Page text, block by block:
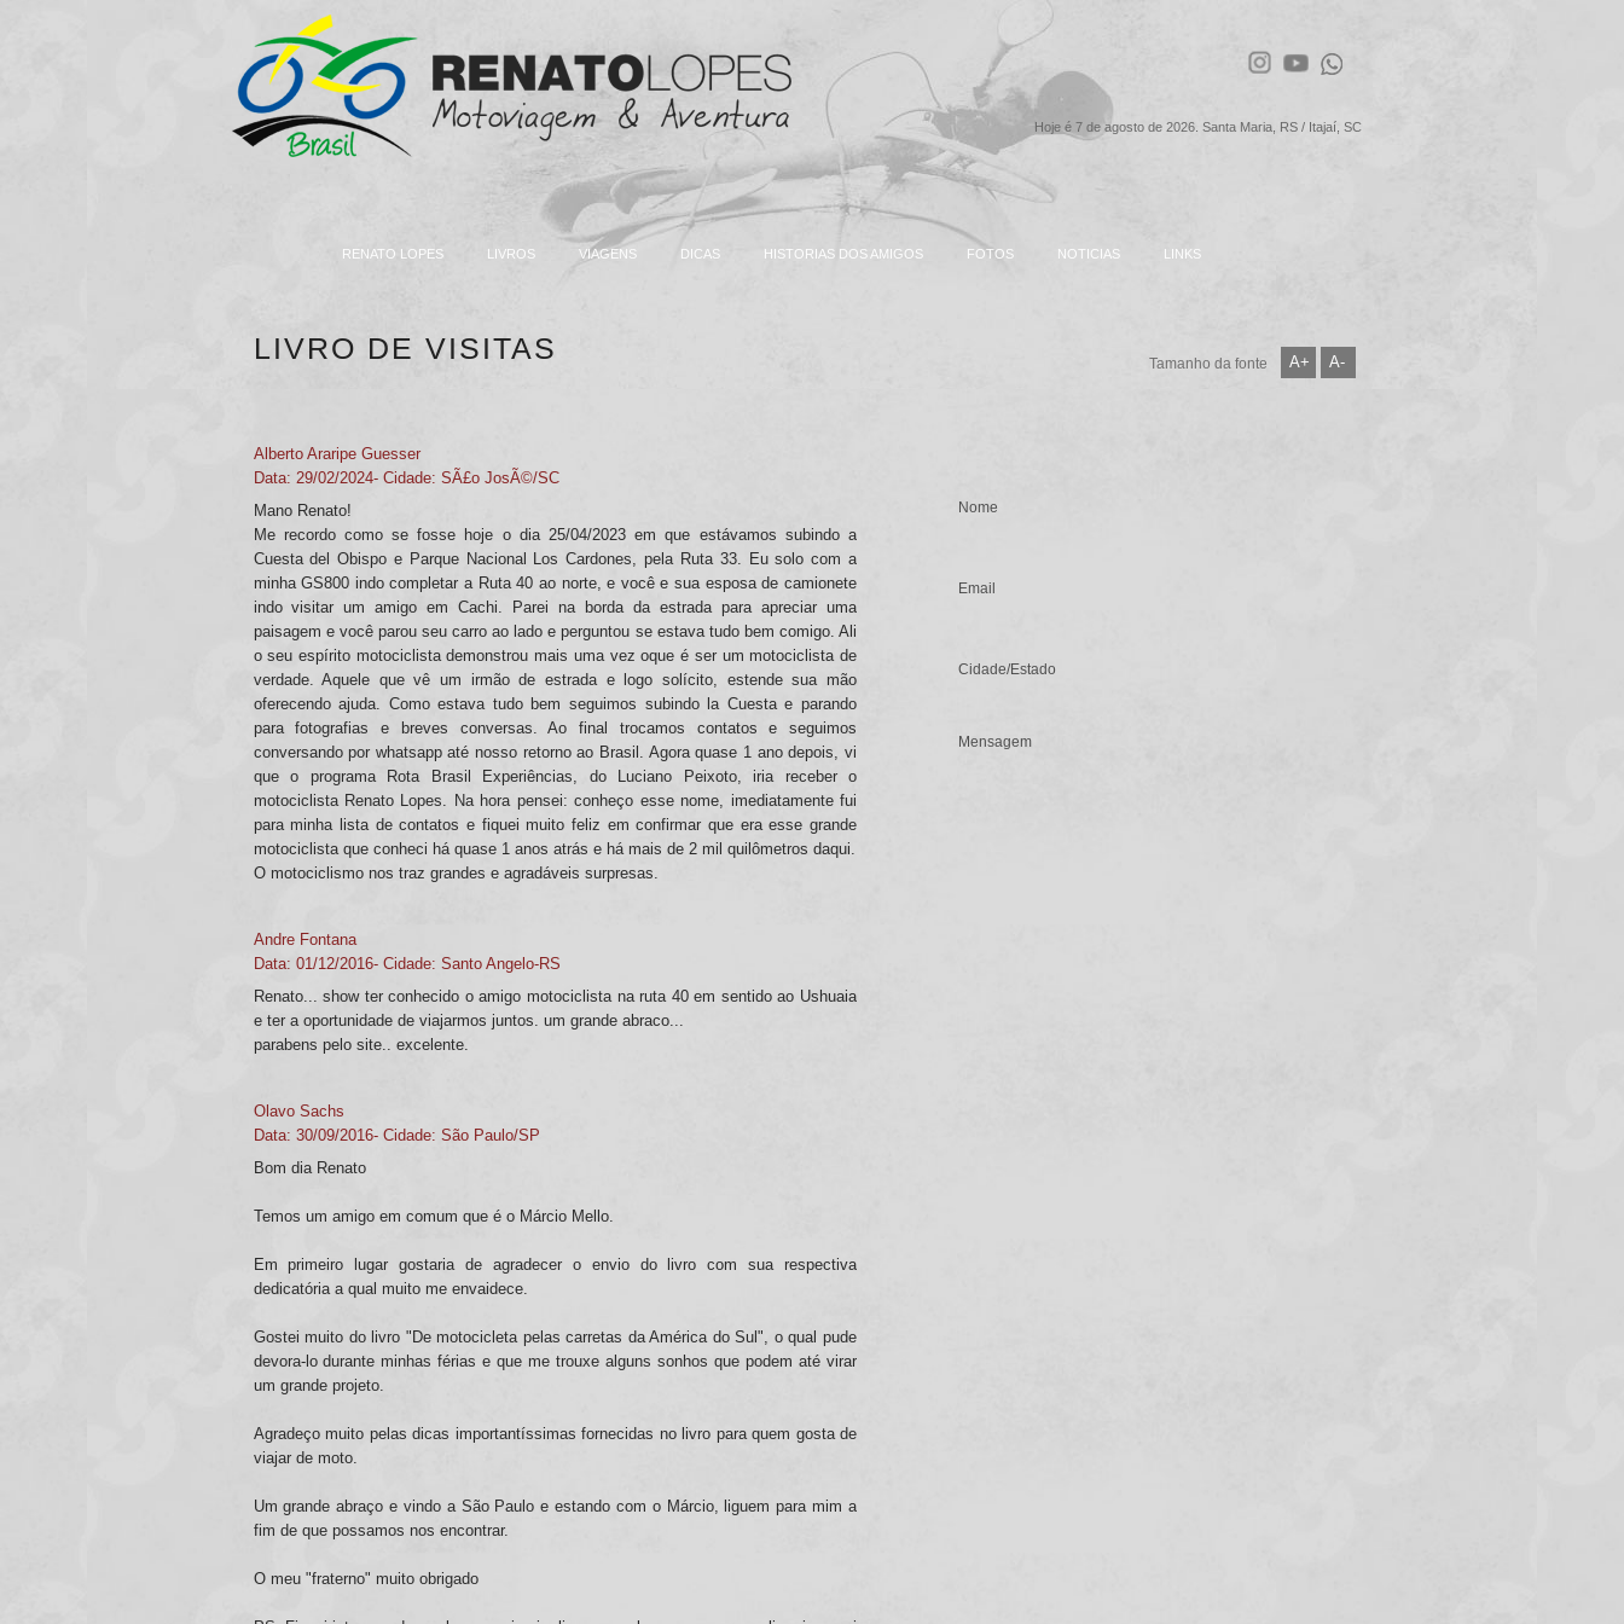
Hoje é 7 de agosto de 2026. Santa Maria, RS / Itajaí, SC
RENATO LOPES LIVROS VIAGENS DICAS HISTORIAS DOS AMIGOS FOTOS NOTICIAS LINKS
LIVRO DE VISITAS Tamanho da fonte A+ A-
Alberto Araripe Guesser
Data: 29/02/2024- Cidade: SÃ£o JosÃ©/SC
Mano Renato!
Me recordo como se fosse hoje o dia 25/04/2023 em que estávamos subindo a
Cuesta del Obispo e Parque Nacional Los Cardones, pela Ruta 33. Eu solo com a
minha GS800 indo completar a Ruta 40 ao norte, e você e sua esposa de camionete
indo visitar um amigo em Cachi. Parei na borda da estrada para apreciar uma
paisagem e você parou seu carro ao lado e perguntou se estava tudo bem comigo. Ali
o seu espírito motociclista demonstrou mais uma vez oque é ser um motociclista de
verdade. Aquele que vê um irmão de estrada e logo solícito, estende sua mão
oferecendo ajuda. Como estava tudo bem seguimos subindo la Cuesta e parando
para fotografias e breves conversas. Ao final trocamos contatos e seguimos
conversando por whatsapp até nosso retorno ao Brasil. Agora quase 1 ano depois, vi
que o programa Rota Brasil Experiências, do Luciano Peixoto, iria receber o
motociclista Renato Lopes. Na hora pensei: conheço esse nome, imediatamente fui
para minha lista de contatos e fiquei muito feliz em confirmar que era esse grande
motociclista que conheci há quase 1 anos atrás e há mais de 2 mil quilômetros daqui.
O motociclismo nos traz grandes e agradáveis surpresas.
Andre Fontana
Data: 01/12/2016- Cidade: Santo Angelo-RS
Renato... show ter conhecido o amigo motociclista na ruta 40 em sentido ao Ushuaia
e ter a oportunidade de viajarmos juntos. um grande abraco...
parabens pelo site.. excelente.
Olavo Sachs
Data: 30/09/2016- Cidade: São Paulo/SP
Bom dia Renato
Temos um amigo em comum que é o Márcio Mello.
Em primeiro lugar gostaria de agradecer o envio do livro com sua respectiva
dedicatória a qual muito me envaidece.
Gostei muito do livro "De motocicleta pelas carretas da América do Sul", o qual pude
devora-lo durante minhas férias e que me trouxe alguns sonhos que podem até virar
um grande projeto.
Agradeço muito pelas dicas importantíssimas fornecidas no livro para quem gosta de
viajar de moto.
Um grande abraço e vindo a São Paulo e estando com o Márcio, liguem para mim a
fim de que possamos nos encontrar.
O meu "fraterno" muito obrigado